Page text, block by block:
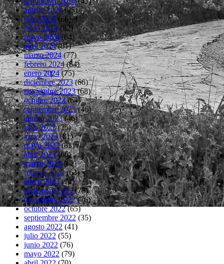
agosto 2024(45)
julio 2024 (66)
junio 2024 (82)
mayo 2024 (84)
abril 2024(81)
marzo 2024(77)
febrero 2024(84)
enero 2024(75)
diciembre 2023(66)
noviembre 2023(68)
octubre 2023(64)
septiembre 2023(46)
agosto 2023(46)
julio 2023(75)
junio 2023(81)
mayo 2023(83)
abril 2023(66)
marzo 2023(62)
febrero 2023(63)
enero 2023(74)
diciembre 2022(73)
noviembre 2022(76)
octubre 2022(65)
septiembre 2022 (35)
agosto 2022 (41)
julio 2022 (55)
junio 2022 (76)
mayo 2022 (79)